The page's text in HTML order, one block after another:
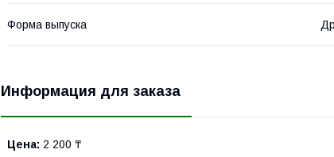
Форма выпуска
Информация для заказа
Цена: 2 200 ₸